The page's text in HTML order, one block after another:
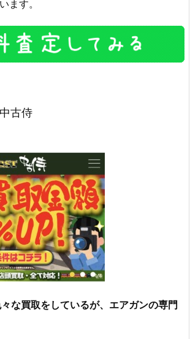
ます。
古侍
な買取をしているが、エアガンの専門